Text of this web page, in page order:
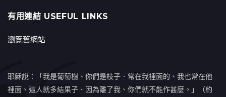
有用連結 USEFUL LINKS
瀏覽舊網站
耶穌說：「我是葡萄樹、你們是枝子．常在我裡面的、我也常在他
裡面、這人就多結果子．因為離了我、你們就不能作甚麼。」（約